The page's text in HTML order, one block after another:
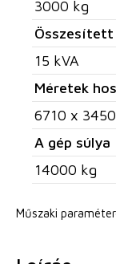
3000 kg
15 kVA
Méretek
6710 x
A gép súlya
14000 kg
Műszaki